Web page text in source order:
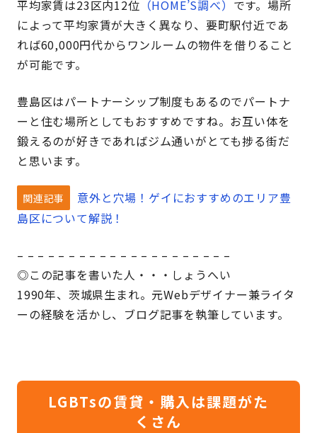
平均家賃は23区内12位 （HOME’S調べ） です。場所
によって平均家賃が大きく異なり、要町駅付近であ
れば60,000円代からワンルームの物件を借りること
が可能です。
豊島区はパートナーシップ制度もあるのでパートナ
ーと住む場所としてもおすすめですね。お互い体を
鍛えるのが好きであればジム通いがとても捗る街だ
と思います。
関連記事
意外と穴場！ゲイにおすすめのエリア豊
島区について解説！
– – – – – – – – – – – – – – – – – – – – –
◎この記事を書いた人・・・しょうへい
1990年、茨城県生まれ。元Webデザイナー兼ライタ
ーの経験を活かし、ブログ記事を執筆しています。
LGBTsの賃貸・購入は課題がた
くさん